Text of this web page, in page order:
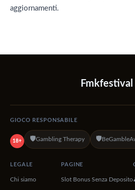
aggiornamenti.
Fmkfestival
GIOCO RESPONSABILE
18+ 🛡️Gambling Therapy 🛡️
LEGALE
Chi siamo
PAGINE
Slot Bonus Senza Deposito